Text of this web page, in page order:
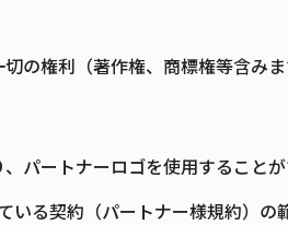
の権利（著作権、商標権等含みま
、パートナーロゴを使用することが
いる契約（パートナー様規約）